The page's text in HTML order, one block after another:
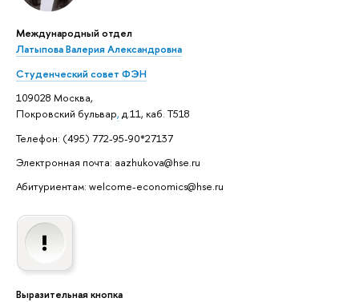
Международный отдел
Латыпова Валерия Александровна
Студенческий совет ФЭН
109028 Москва,
Покровский бульвар, д.11, каб. Т518
Телефон: (495) 772-95-90*27137
Электронная почта: aazhukova@hse.ru
Абитуриентам: welcome-economics@hse.ru
Выразительная кнопка